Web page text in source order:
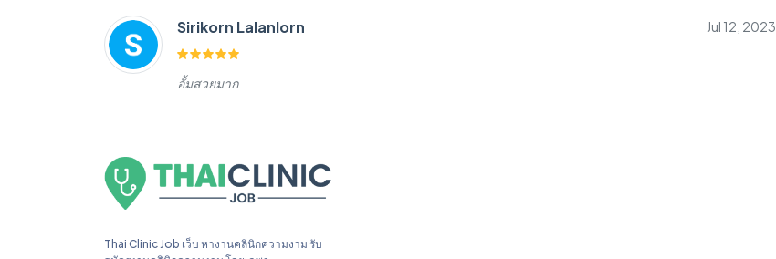
Jul 12, 2023
Sirikorn Lalanlorn
อั้มสวยมาก
Thai Clinic Job เว็บ หางานคลินิกความงาม รับ